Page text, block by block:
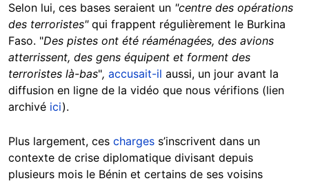
Selon lui, ces bases seraient un "centre des opérations
des terroristes" qui frappent régulièrement le Burkina
Faso. "Des pistes ont été réaménagées, des avions
atterrissent, des gens équipent et forment des
terroristes là-bas", accusait-il aussi, un jour avant la
diffusion en ligne de la vidéo que nous vérifions (lien
archivé ici).
Plus largement, ces charges s’inscrivent dans un
contexte de crise diplomatique divisant depuis
plusieurs mois le Bénin et certains de ses voisins